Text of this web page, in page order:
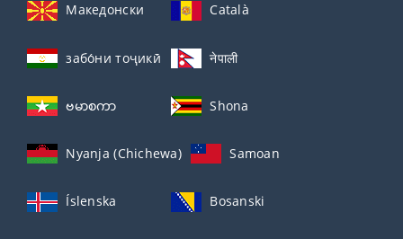
Македонски Català
забо́ни тоҷикӣ́ नेपाली
ဗမာစကာ Shona
Nyanja (Chichewa) Samoan
Íslenska Bosanski